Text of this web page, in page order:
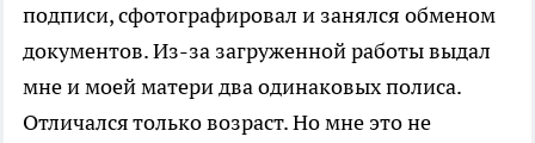
подписи, сфотографировал и занялся обменом
документов. Из-за загруженной работы выдал
мне и моей матери два одинаковых полиса.
Отличался только возраст. Но мне это не